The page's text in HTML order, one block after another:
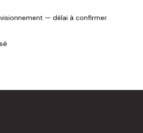
— délai à confirmer.